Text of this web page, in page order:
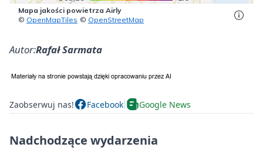
Autor:Rafał Sarmata
Zaobserwuj nas! Facebook Google News
Nadchodzące wydarzenia